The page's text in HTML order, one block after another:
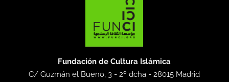
Fundación de Cultura Islámica
C/ Guzmán el Bueno, 3 - 2º dcha -28015 Madrid